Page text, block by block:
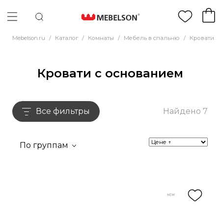
Mebelson.ru / Каталог / Комнаты / Мебель в спальню / Кровати
Кровати с основанием
Все фильтры Найдено 7
По группам